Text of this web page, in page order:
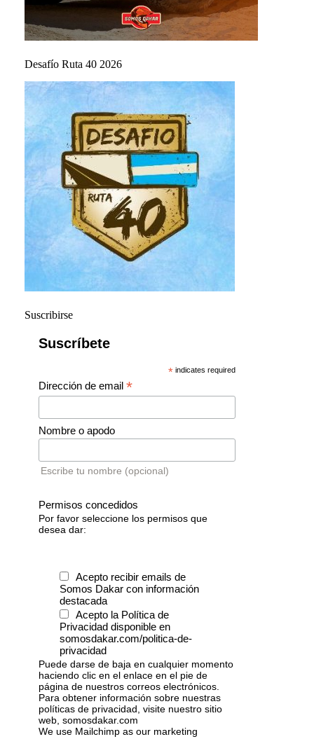
Desafío Ruta 40 2026
Suscribirse
Suscríbete
* indicates required
Dirección de email *
Nombre o apodo
Escribe tu nombre (opcional)
Permisos concedidos
Por favor seleccione los permisos que
desea dar:
Acepto recibir emails de
Somos Dakar con información
destacada
Acepto la Política de
Privacidad disponible en
somosdakar.com/politica-de-
privacidad
Puede darse de baja en cualquier momento
haciendo clic en el enlace en el pie de
página de nuestros correos electrónicos.
Para obtener información sobre nuestras
políticas de privacidad, visite nuestro sitio
web, somosdakar.com
We use Mailchimp as our marketing